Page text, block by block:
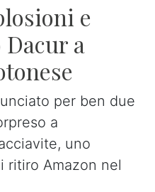
e
Dacur a
per ben due
a
uno
ritiro Amazon nel